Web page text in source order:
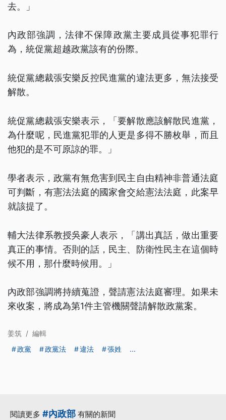
去。」
內政部強調，法律不保障政黨主要成員從事犯罪行
為，統促黨超越政黨該有的份際。
統促黨總裁張安樂反控民進黨的違法更多，無法接受
解散。
統促黨總裁張安樂表示，「要解散應該解散民進黨，
為什麼呢，民進黨犯罪的人更是多得不勝枚舉，而且
他犯的是不可原諒的罪。」
學者表示，政黨有無危害到民主自由精神非普通法庭
可判斷，有憲法法庭的國家會交給憲法法庭，此案早
就該提了。
輔大法律系教授吳豪人表示，「講出真話，做出重要
真正的事情。否則的話，民主、防衛性民主在這個時
候不用，那什麼時候用。」
內政部強調將持續蒐證，聲請憲法法庭審理。如果未
來收案，將成為第1件主管機關聲請解散政黨案。
姜筑 / 編輯
政黨
政黨法 違法 張姓 ...
閱讀更多 #內政部 有關的新聞